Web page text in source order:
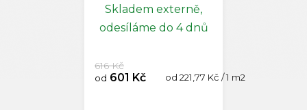
Skladem externě,
odesíláme do 4 dnů
od 601 Kč
616 Kč
Měrná
od 221,77 Kč / 1 m2